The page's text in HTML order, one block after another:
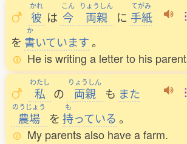
かれ
彼 は
こん
今
りょうしん
両親 に
てがみ
手紙
を
か
書いています。
He is writing a letter to his
わたし
私 の
りょうしん
両親 も また
のうじょう
農場 を
も
持っている 。
My parents also have a farm.